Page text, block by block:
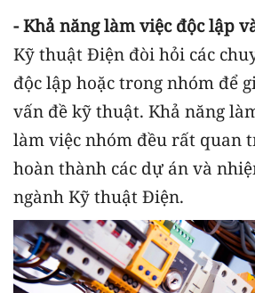
- Khả năng làm việc độc lập
Kỹ thuật Điện đòi hỏi các
độc lập hoặc trong nhóm để
vấn đề kỹ thuật. Khả năng
làm việc nhóm đều rất quan
hoàn thành các dự án và
ngành Kỹ thuật Điện.